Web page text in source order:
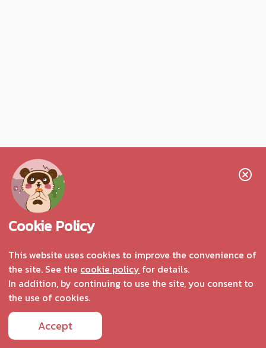
Cookie Policy
This website uses cookies to improve the convenience of
the site. See the cookie policy for details.
In addition, by continuing to use the site, you consent to
the use of cookies.
Accept